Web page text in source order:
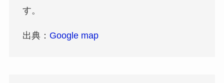
す。
出典： Google map